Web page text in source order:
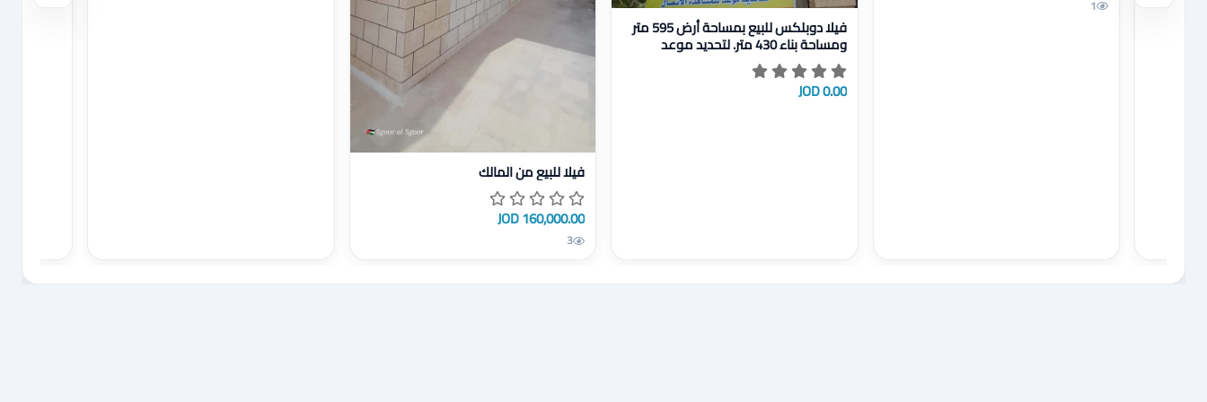
1 عرض تفاصيل فيلا دوبلكس للبيع بمساحة أرض 595 متر ومساحة بناء 430 متر. لتحديد موعد للمشاهدة ا
فيلا دوبلكس للبيع بمساحة أرض 595 متر
ومساحة بناء 430 متر. لتحديد موعد
للمشاهدة ا
0.00 JOD
عرض تفاصيل فيلا للبيع من المالك
فيلا للبيع من المالك
160,000.00 JOD
3